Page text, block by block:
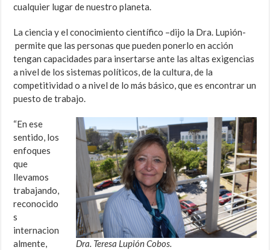
cualquier lugar de nuestro planeta.
La ciencia y el conocimiento científico –dijo la Dra. Lupión-
permite que las personas que pueden ponerlo en acción
tengan capacidades para insertarse ante las altas exigencias
a nivel de los sistemas políticos, de la cultura, de la
competitividad o a nivel de lo más básico, que es encontrar un
puesto de trabajo.
Dra. Teresa Lupión Cobos.
“En ese
sentido, los
enfoques
que
llevamos
trabajando,
reconocido
s
internacion
almente,